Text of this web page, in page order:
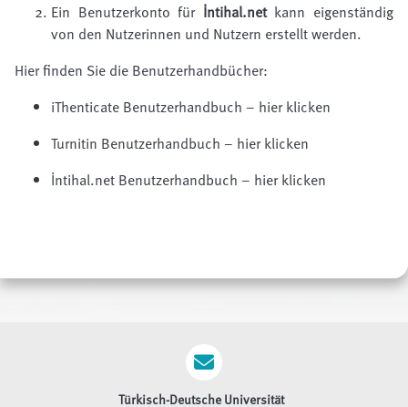
Ein Benutzerkonto für İntihal.netkann eigenständig
von den Nutzerinnen und Nutzern erstellt werden.
Hier finden Sie die Benutzerhandbücher:
iThenticate Benutzerhandbuch – hier klicken
Turnitin Benutzerhandbuch – hier klicken
İntihal.net Benutzerhandbuch – hier klicken
Türkisch-Deutsche Universität​